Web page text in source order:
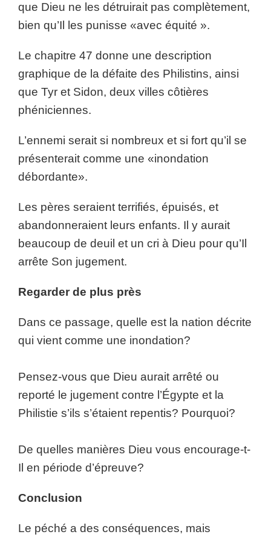
que Dieu ne les détruirait pas complètement,
bien qu’Il les punisse «avec équité ».
Le chapitre 47 donne une description
graphique de la défaite des Philistins, ainsi
que Tyr et Sidon, deux villes côtières
phéniciennes.
L’ennemi serait si nombreux et si fort qu’il se
présenterait comme une «inondation
débordante».
Les pères seraient terrifiés, épuisés, et
abandonneraient leurs enfants. Il y aurait
beaucoup de deuil et un cri à Dieu pour qu’Il
arrête Son jugement.
Regarder de plus près
Dans ce passage, quelle est la nation décrite
qui vient comme une inondation?
Pensez-vous que Dieu aurait arrêté ou
reporté le jugement contre l’Égypte et la
Philistie s’ils s’étaient repentis? Pourquoi?
De quelles manières Dieu vous encourage-t-
Il en période d’épreuve?
Conclusion
Le péché a des conséquences, mais